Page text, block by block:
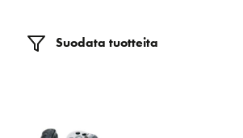
Suodata tuotteita